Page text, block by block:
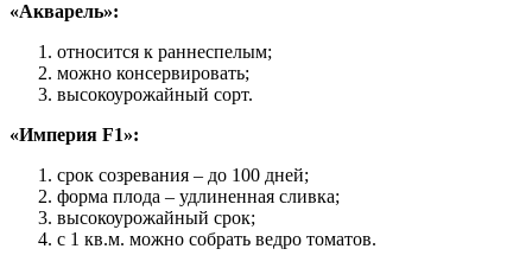
«Акварель»:
относится к раннеспелым;
можно консервировать;
высокоурожайный сорт.
«Империя F1»:
срок созревания – до 100 дней;
форма плода – удлиненная сливка;
высокоурожайный срок;
с 1 кв.м. можно собрать ведро томатов.